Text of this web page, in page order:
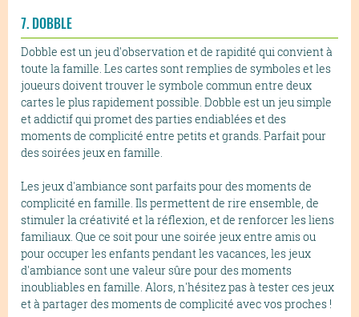
7. DOBBLE
Dobble est un jeu d'observation et de rapidité qui convient à
toute la famille. Les cartes sont remplies de symboles et les
joueurs doivent trouver le symbole commun entre deux
cartes le plus rapidement possible. Dobble est un jeu simple
et addictif qui promet des parties endiablées et des
moments de complicité entre petits et grands. Parfait pour
des soirées jeux en famille.
Les jeux d'ambiance sont parfaits pour des moments de
complicité en famille. Ils permettent de rire ensemble, de
stimuler la créativité et la réflexion, et de renforcer les liens
familiaux. Que ce soit pour une soirée jeux entre amis ou
pour occuper les enfants pendant les vacances, les jeux
d'ambiance sont une valeur sûre pour des moments
inoubliables en famille. Alors, n'hésitez pas à tester ces jeux
et à partager des moments de complicité avec vos proches !